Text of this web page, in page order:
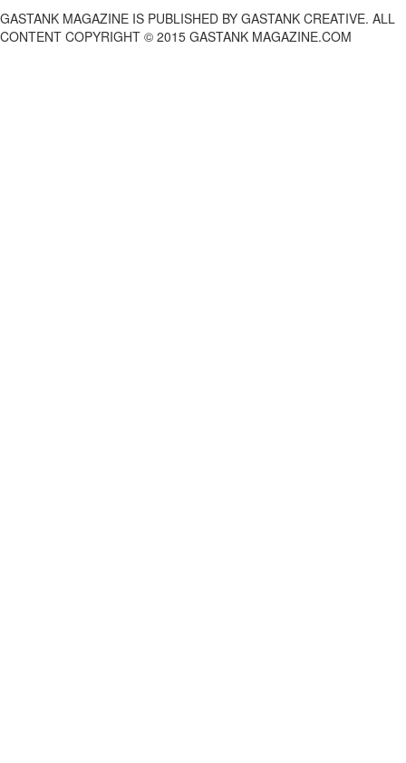
GASTANK MAGAZINE IS PUBLISHED BY GASTANK CREATIVE. ALL
CONTENT COPYRIGHT © 2015 GASTANK MAGAZINE.COM